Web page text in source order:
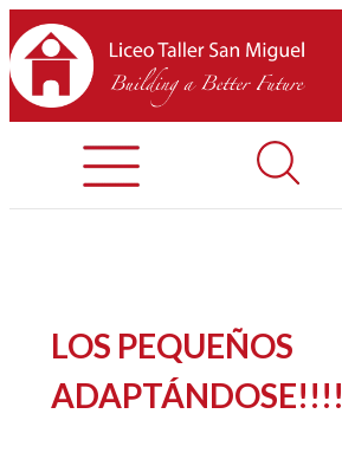
INICIO
SOBRE LTSM
LOS PEQUEÑOS
ADAPTÁNDOSE!!!!